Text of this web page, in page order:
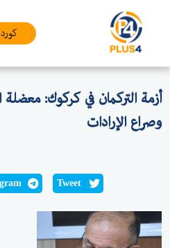
أزمة التركمان في كركوك: معضلة
وصراع الإرادات
Tweet